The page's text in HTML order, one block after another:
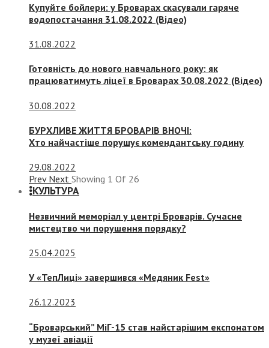
Купуйте бойлери: у Броварах скасували гаряче
водопостачання 31.08.2022 (Відео)
31.08.2022
Готовність до нового навчального року: як
працюватимуть ліцеї в Броварах 30.08.2022 (Відео)
30.08.2022
БУРХЛИВЕ ЖИТТЯ БРОВАРІВ ВНОЧІ:
Хто найчастіше порушує комендантську годину
29.08.2022
Prev Next Showing 1 Of 26
КУЛЬТУРА
Незвичний меморіал у центрі Броварів. Сучасне
мистецтво чи порушення порядку?
25.04.2025
У «ТепЛиці» завершився «Медяник Fest»
26.12.2023
“Броварський” МіГ-15 став найстарішим експонатом
у музеї авіації